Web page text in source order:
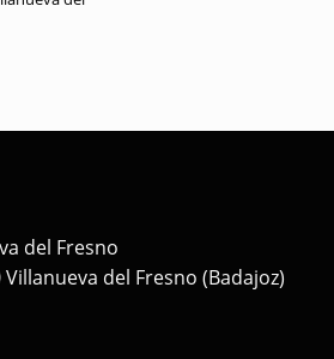
del Fresno
Villanueva del Fresno (Badajoz)